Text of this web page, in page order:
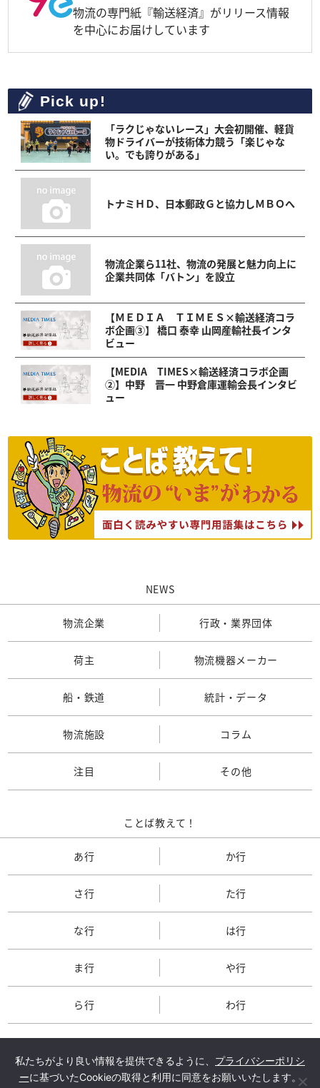
物流の専門紙『輸送経済』がリリース情報
を中心にお届けしています
Pick up!
「ラクじゃないレース」大会初開催、軽貨
物ドライバーが技術体力競う「楽じゃな
い。でも誇りがある」
トナミＨＤ、日本郵政Ｇと協力しＭＢＯへ
物流企業ら11社、物流の発展と魅力向上に
企業共同体「バトン」を設立
【ＭＥＤＩＡ ＴＩＭＥＳ×輸送経済コラ
ボ企画③】 橋口 泰幸 山岡産輸社長インタ
ビュー
【MEDIA TIMES×輸送経済コラボ企画
②】中野 晋一 中野倉庫運輸会長インタビ
ュー
TOP メルマガ登録
会社概要
NEWS
物流企業 行政・業界団体
荷主 物流機器メーカー
船・鉄道 統計・データ
物流施設 コラム
注目 その他
ことば教えて！
あ行 か行
さ行 た行
な行 は行
ま行 や行
ら行 わ行
私たちがより良い情報を提供できるように、 プライバシーポリシ
ーに基づいたCookieの取得と利用に同意をお願いいたします。